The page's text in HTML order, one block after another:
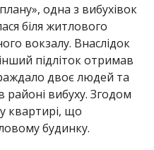
одна з вибухівок
біля житлового
вокзалу. Внаслідок
підліток отримав
двоє людей та
районі вибуху. Згодом
квартирі, що
будинку.